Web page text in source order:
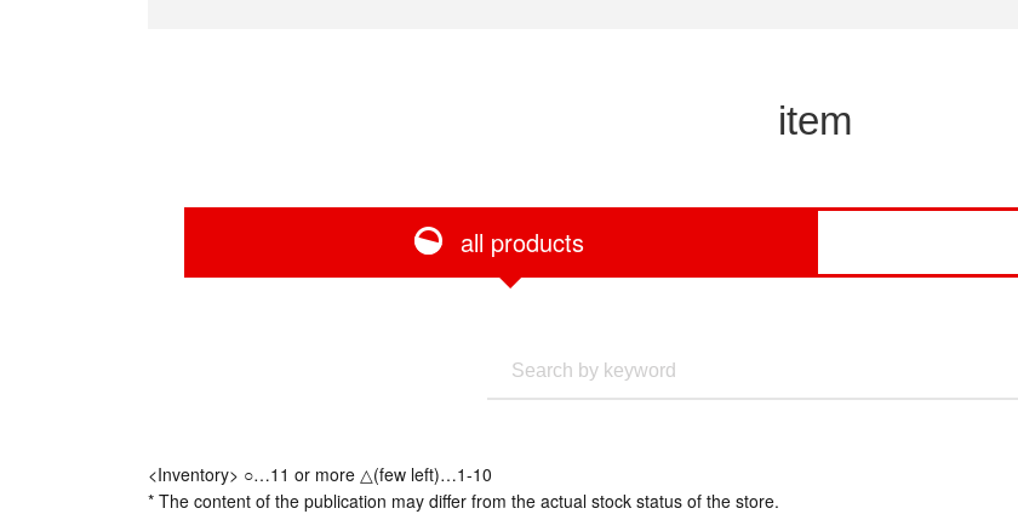
item
all products
<Inventory> ○…11 or more △(few left)…1-10
* The content of the publication may differ from the actual stock status of the store.